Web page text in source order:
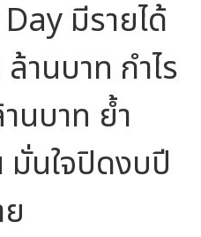
มีรายได้
านบาท กำไร
นบาท ย้ำ
มั่นใจปิดงบปี